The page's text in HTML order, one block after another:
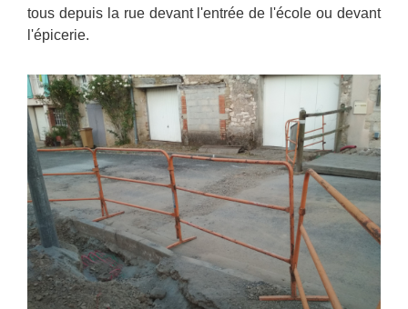
tous depuis la rue devant l'entrée de l'école ou devant
l'épicerie.